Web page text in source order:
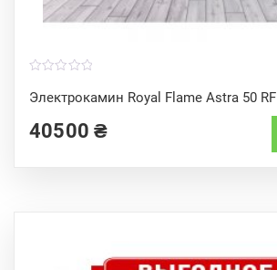
Электрокамин Royal Flame Astra 50 RF
o
u
o
f
40500₴